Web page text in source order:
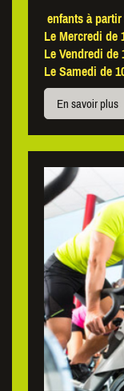
enfants à
Le Mercredi de
Le Vendredi de
Le Samedi de
En savoir plus